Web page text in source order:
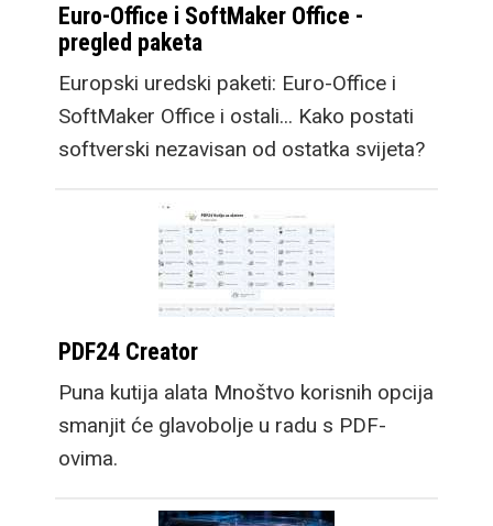
Euro-Office i SoftMaker Office -
pregled paketa
Europski uredski paketi: Euro-Office i
SoftMaker Office i ostali... Kako postati
softverski nezavisan od ostatka svijeta?
PDF24 Creator
Puna kutija alata Mnoštvo korisnih opcija
smanjit će glavobolje u radu s PDF-
ovima.